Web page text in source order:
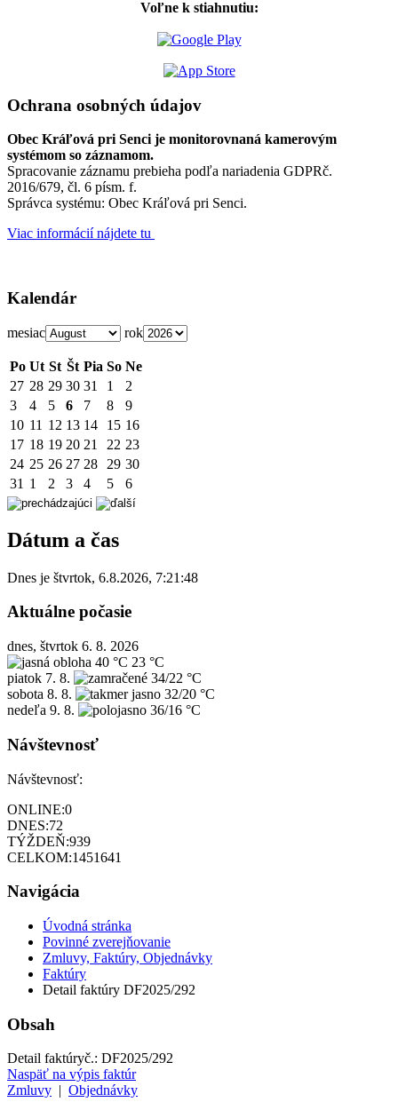
Voľne k stiahnutiu:
Ochrana osobných údajov
Obec Kráľová pri Senci je monitorovnaná kamerovým
systémom so záznamom.
Spracovanie záznamu prebieha podľa nariadenia GDPRč.
2016/679, čl. 6 písm. f.
Správca systému: Obec Kráľová pri Senci.
Viac informácií nájdete tu
Kalendár
mesiac rok
Po Ut St Št Pia So Ne
27 28 29 30 31 1
2
3
4 5 6 7 8
9
10 11 12 13 14 15 16
17 18 19 20 21 22 23
24 25 26 27 28 29 30
31 1 2 3 4 5 6
Dátum a čas
Dnes je štvrtok, 6.8.2026, 7:21:48
Aktuálne počasie
dnes, štvrtok 6. 8. 2026
40 °C 23 °C
piatok 7. 8.
34/22 °C
sobota 8. 8.
32/20 °C
nedeľa 9. 8. 36/16 °C
Návštevnosť
Návštevnosť:
ONLINE:0
DNES:72
TÝŽDEŇ:939
CELKOM:1451641
Navigácia
Úvodná stránka
Povinné zverejňovanie
Zmluvy, Faktúry, Objednávky
Faktúry
Detail faktúry DF2025/292
Obsah
Detail faktúryč.: DF2025/292
Naspäť na výpis faktúr
Zmluvy
Objednávky